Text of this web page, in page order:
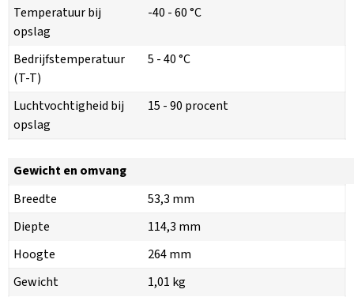
Temperatuur bij
opslag
-40 - 60 °C
Bedrijfstemperatuur
(T-T)
5 - 40 °C
Luchtvochtigheid bij
opslag
15 - 90 procent
Gewicht en omvang
Breedte
53,3 mm
Diepte
114,3 mm
Hoogte
264 mm
Gewicht
1,01 kg